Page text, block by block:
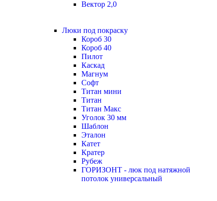
Вектор 2,0
Люки под покраску
Короб 30
Короб 40
Пилот
Каскад
Магнум
Софт
Титан мини
Титан
Титан Макс
Уголок 30 мм
Шаблон
Эталон
Катет
Кратер
Рубеж
ГОРИЗОНТ - люк под натяжной
потолок универсальный